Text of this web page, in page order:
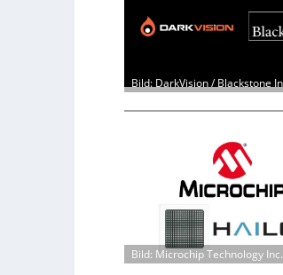
Bild: DarkVision / Blackstone
Bild: Microchip Technology